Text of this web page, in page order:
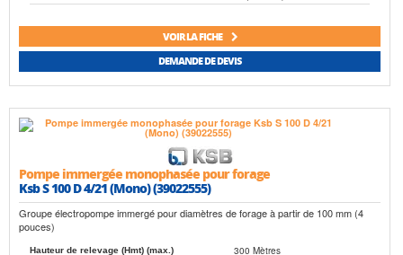
VOIR LA FICHE
DEMANDE DE DEVIS
Pompe immergée monophasée pour forage
Ksb S 100 D 4/21 (Mono) (39022555)
Groupe électropompe immergé pour diamètres de forage à partir de 100 mm (4
pouces)
Hauteur de relevage (Hmt) (max.) 300 Mètres